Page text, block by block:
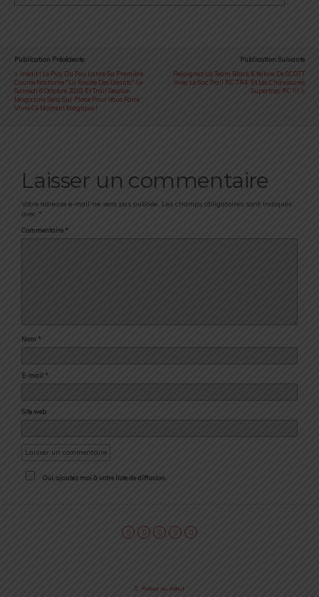
Publication Précédente
Inédit ! Le Puy Du Fou Lance Sa Première
Course Nocturne "La Foulée Des Géants" Le
Samedi 6 Octobre 2018, Et Trail Session
Magazine Sera Sur Place Pour Vous Faire
Vivre Ce Moment Magique !
Publication Suivante
Rejoignez La Team Black & Yellow De SCOTT
Avec Le Sac Trail RC TR4' Et Les Chaussures
Supertrac RC !!!
Laisser un commentaire
Votre adresse e-mail ne sera pas publiée. Les champs obligatoires sont indiqués
avec *
Commentaire *
Nom *
E-mail *
Site web
Oui, ajoutez moi à votre liste de diffusion.
Retour au début